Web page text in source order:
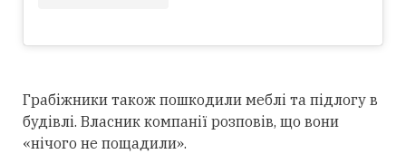
Грабіжники також пошкодили меблі та підлогу в
будівлі. Власник компанії розповів, що вони
«нічого не пощадили».